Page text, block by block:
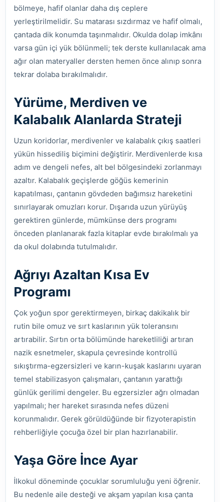
bölmeye, hafif olanlar daha dış ceplere
yerleştirilmelidir. Su matarası sızdırmaz ve hafif olmalı,
çantada dik konumda taşınmalıdır. Okulda dolap imkânı
varsa gün içi yük bölünmeli; tek derste kullanılacak ama
ağır olan materyaller dersten hemen önce alınıp sonra
tekrar dolaba bırakılmalıdır.
Yürüme, Merdiven ve
Kalabalık Alanlarda Strateji
Uzun koridorlar, merdivenler ve kalabalık çıkış saatleri
yükün hissediliş biçimini değiştirir. Merdivenlerde kısa
adım ve dengeli nefes, alt bel bölgesindeki zorlanmayı
azaltır. Kalabalık geçişlerde göğüs kemerinin
kapatılması, çantanın gövdeden bağımsız hareketini
sınırlayarak omuzları korur. Dışarıda uzun yürüyüş
gerektiren günlerde, mümkünse ders programı
önceden planlanarak fazla kitaplar evde bırakılmalı ya
da okul dolabında tutulmalıdır.
Ağrıyı Azaltan Kısa Ev
Programı
Çok yoğun spor gerektirmeyen, birkaç dakikalık bir
rutin bile omuz ve sırt kaslarının yük toleransını
artırabilir. Sırtın orta bölümünde hareketliliği artıran
nazik esnetmeler, skapula çevresinde kontrollü
sıkıştırma-egzersizleri ve karın-kuşak kaslarını uyaran
temel stabilizasyon çalışmaları, çantanın yarattığı
günlük gerilimi dengeler. Bu egzersizler ağrı olmadan
yapılmalı; her hareket sırasında nefes düzeni
korunmalıdır. Gerek görüldüğünde bir fizyoterapistin
rehberliğiyle çocuğa özel bir plan hazırlanabilir.
Yaşa Göre İnce Ayar
İlkokul döneminde çocuklar sorumluluğu yeni öğrenir.
Bu nedenle aile desteği ve akşam yapılan kısa çanta